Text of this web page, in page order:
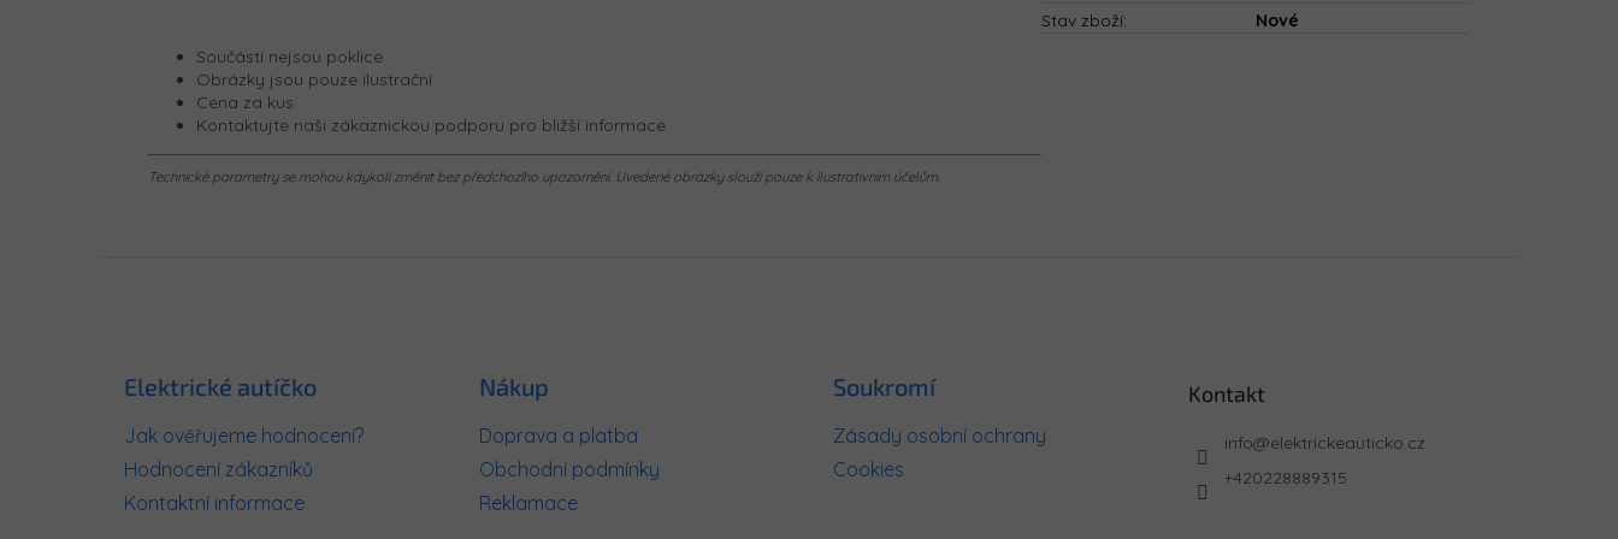
Součástí nejsou poklice
Obrázky jsou pouze ilustrační
Cena za kus
Kontaktujte naši zákaznickou podporu pro bližší informace
Technické parametry se mohou kdykoli změnit bez předchozího upozornění. Uvedené obrázky slouží pouze k ilustrativním účelům.
Stav zboží: Nové
Elektrické autíčko
Jak ověřujeme hodnocení?
Hodnocení zákazníků
Kontaktní informace
Nákup
Doprava a platba
Obchodní podmínky
Reklamace
Soukromí
Zásady osobní ochrany
Cookies
Kontakt
info@elektrickeauticko.cz
+420228889315